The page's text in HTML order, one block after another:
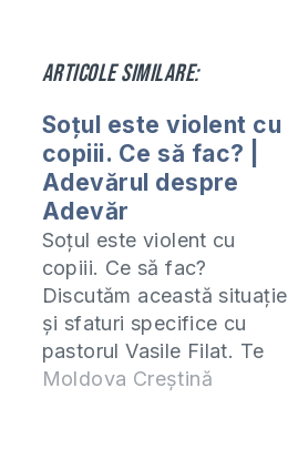
Articole similare:
Soțul este violent cu
copiii. Ce să fac? |
Adevărul despre
Adevăr
Soțul este violent cu
copiii. Ce să fac?
Discutăm această situație
și sfaturi specifice cu
pastorul Vasile Filat. Te
invit să studiem împreună
Moldova Creștină